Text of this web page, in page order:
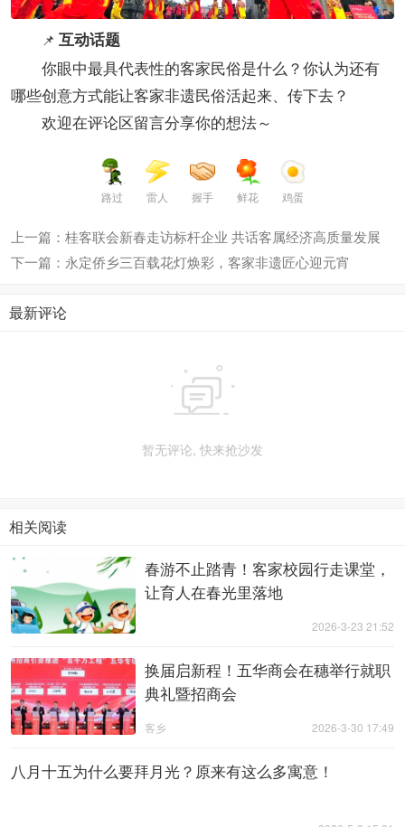
📌 互动话题
你眼中最具代表性的客家民俗是什么？你认为还有
哪些创意方式能让客家非遗民俗活起来、传下去？
欢迎在评论区留言分享你的想法～
路过 雷人 握手 鲜花 鸡蛋
上一篇：桂客联会新春走访标杆企业 共话客属经济高质量发展
下一篇：永定侨乡三百载花灯焕彩，客家非遗匠心迎元宵
最新评论

暂无评论, 快来抢沙发
相关阅读
春游不止踏青！客家校园行走课堂，
让育人在春光里落地
2026-3-23 21:52
换届启新程！五华商会在穗举行就职
典礼暨招商会
2026-3-30 17:49
客乡
八月十五为什么要拜月光？原来有这么多寓意！